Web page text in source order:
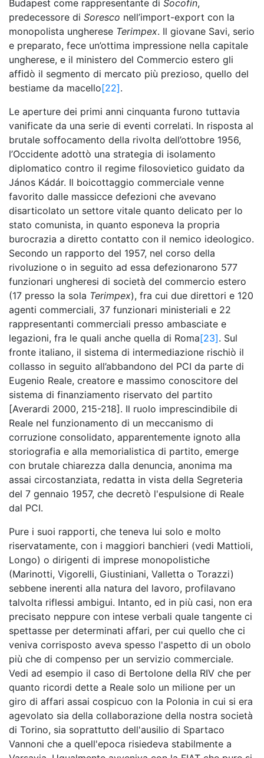
Budapest come rappresentante di Socofin,
predecessore di Soresco nell’import-export con la
monopolista ungherese Terimpex. Il giovane Savi, serio
e preparato, fece un’ottima impressione nella capitale
ungherese, e il ministero del Commercio estero gli
affidò il segmento di mercato più prezioso, quello del
bestiame da macello[22].
Le aperture dei primi anni cinquanta furono tuttavia
vanificate da una serie di eventi correlati. In risposta al
brutale soffocamento della rivolta dell’ottobre 1956,
l’Occidente adottò una strategia di isolamento
diplomatico contro il regime filosovietico guidato da
János Kádár. Il boicottaggio commerciale venne
favorito dalle massicce defezioni che avevano
disarticolato un settore vitale quanto delicato per lo
stato comunista, in quanto esponeva la propria
burocrazia a diretto contatto con il nemico ideologico.
Secondo un rapporto del 1957, nel corso della
rivoluzione o in seguito ad essa defezionarono 577
funzionari ungheresi di società del commercio estero
(17 presso la sola Terimpex), fra cui due direttori e 120
agenti commerciali, 37 funzionari ministeriali e 22
rappresentanti commerciali presso ambasciate e
legazioni, fra le quali anche quella di Roma[23]. Sul
fronte italiano, il sistema di intermediazione rischiò il
collasso in seguito all’abbandono del PCI da parte di
Eugenio Reale, creatore e massimo conoscitore del
sistema di finanziamento riservato del partito
[Averardi 2000, 215-218]. Il ruolo imprescindibile di
Reale nel funzionamento di un meccanismo di
corruzione consolidato, apparentemente ignoto alla
storiografia e alla memorialistica di partito, emerge
con brutale chiarezza dalla denuncia, anonima ma
assai circostanziata, redatta in vista della Segreteria
del 7 gennaio 1957, che decretò l'espulsione di Reale
dal PCI.
Pure i suoi rapporti, che teneva lui solo e molto
riservatamente, con i maggiori banchieri (vedi Mattioli,
Longo) o dirigenti di imprese monopolistiche
(Marinotti, Vigorelli, Giustiniani, Valletta o Torazzi)
sebbene inerenti alla natura del lavoro, profilavano
talvolta riflessi ambigui. Intanto, ed in più casi, non era
precisato neppure con intese verbali quale tangente ci
spettasse per determinati affari, per cui quello che ci
veniva corrisposto aveva spesso l'aspetto di un obolo
più che di compenso per un servizio commerciale.
Vedi ad esempio il caso di Bertolone della RIV che per
quanto ricordi dette a Reale solo un milione per un
giro di affari assai cospicuo con la Polonia in cui si era
agevolato sia della collaborazione della nostra società
di Torino, sia soprattutto dell'ausilio di Spartaco
Vannoni che a quell'epoca risiedeva stabilmente a